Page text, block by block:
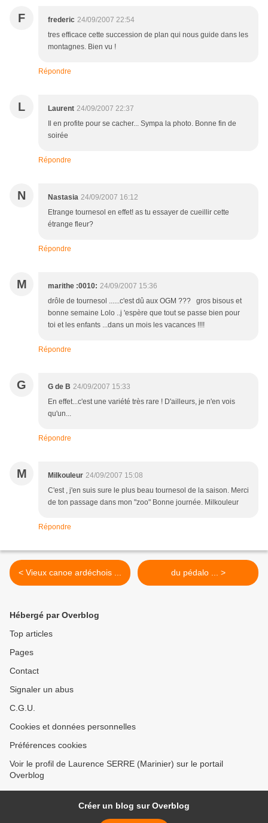
F frederic 24/09/2007 22:54
tres efficace cette succession de plan qui nous guide dans les
montagnes. Bien vu !
Répondre
L Laurent 24/09/2007 22:37
Il en profite pour se cacher... Sympa la photo. Bonne fin de
soirée
Répondre
N Nastasia 24/09/2007 16:12
Etrange tournesol en effet! as tu essayer de cueillir cette
étrange fleur?
Répondre
M marithe :0010: 24/09/2007 15:36
drôle de tournesol ......c'est dû aux OGM ??? gros bisous et
bonne semaine Lolo ..j 'espère que tout se passe bien pour
toi et les enfants ...dans un mois les vacances !!!!
Répondre
G G de B 24/09/2007 15:33
En effet...c'est une variété très rare ! D'ailleurs, je n'en vois
qu'un...
Répondre
M Milkouleur 24/09/2007 15:08
C'est , j'en suis sure le plus beau tournesol de la saison. Merci
de ton passage dans mon "zoo" Bonne journée. Milkouleur
Répondre
< Vieux canoe ardéchois ... du pédalo ... >
Hébergé par Overblog
Top articles
Pages
Contact
Signaler un abus
C.G.U.
Cookies et données personnelles
Préférences cookies
Voir le profil de Laurence SERRE (Marinier) sur le portail
Overblog
Créer un blog sur Overblog